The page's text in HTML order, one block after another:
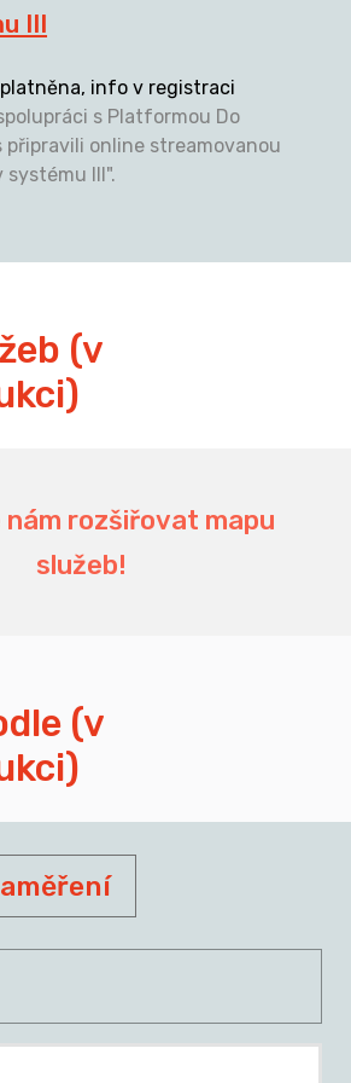
III
info v registraci
s Platformou Do
připravili online streamovanou
III".
(v
nám rozšiřovat mapu
služeb!
(v